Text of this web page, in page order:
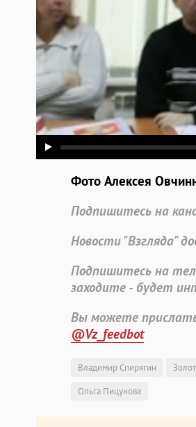
Фото Алексея
Подпишитесь на
Новости "Взгляда"
Подпишитесь на
заходите - будет
Вы можете
@Vz_feedbot
Владимир Спирягин
Ольга Пицунова